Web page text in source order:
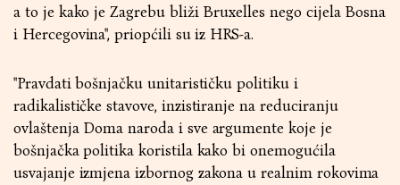
a to je kako je Zagrebu bliži Bruxelles nego cijela Bosna
i Hercegovina'', priopćili su iz HRS-a.
''Pravdati bošnjačku unitarističku politiku i
radikalističke stavove, inzistiranje na reduciranju
ovlaštenja Doma naroda i sve argumente koje je
bošnjačka politika koristila kako bi onemogućila
usvajanje izmjena izbornog zakona u realnim rokovima